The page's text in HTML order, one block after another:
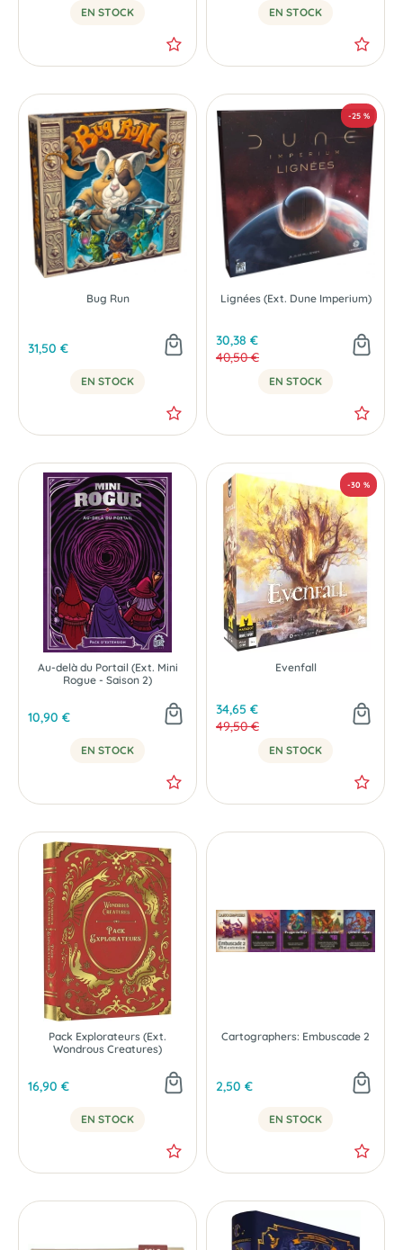
-20 %
EN STOCK EN STOCK
Bug Run
31,50 €
EN STOCK
Lignées (Ext. Dune Imperium)
30,38 €
40,50 €
EN STOCK
Au-delà du Portail (Ext. Mini
Rogue - Saison 2)
10,90 €
EN STOCK
Evenfall
34,65 €
49,50 €
EN STOCK
Pack Explorateurs (Ext.
Wondrous Creatures)
16,90 €
EN STOCK
Cartographers: Embuscade 2
2,50 €
EN STOCK